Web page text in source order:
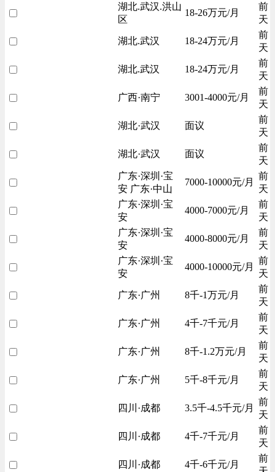
湖北.武汉.洪山
区
18-26万元/月
前
天
湖北.武汉 18-24万元/月
前
天
湖北.武汉 18-24万元/月
前
天
广西·南宁 3001-4000元/月
前
天
湖北·武汉 面议
前
天
湖北·武汉 面议
前
天
广东·深圳·宝
安 广东·中山
7000-10000元/月
前
天
广东·深圳·宝
安
4000-7000元/月
前
天
广东·深圳·宝
安
4000-8000元/月
前
天
广东·深圳·宝
安
4000-10000元/月
前
天
广东·广州 8千-1万元/月
前
天
广东·广州 4千-7千元/月
前
天
广东·广州 8千-1.2万元/月
前
天
广东·广州 5千-8千元/月
前
天
四川·成都 3.5千-4.5千元/月
前
天
四川·成都 4千-7千元/月
前
天
四川·成都 4千-6千元/月
前